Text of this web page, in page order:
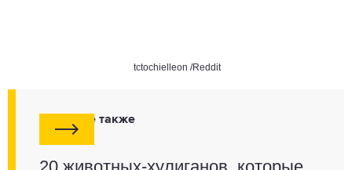
tctochielleon /Reddit
Смотрите также